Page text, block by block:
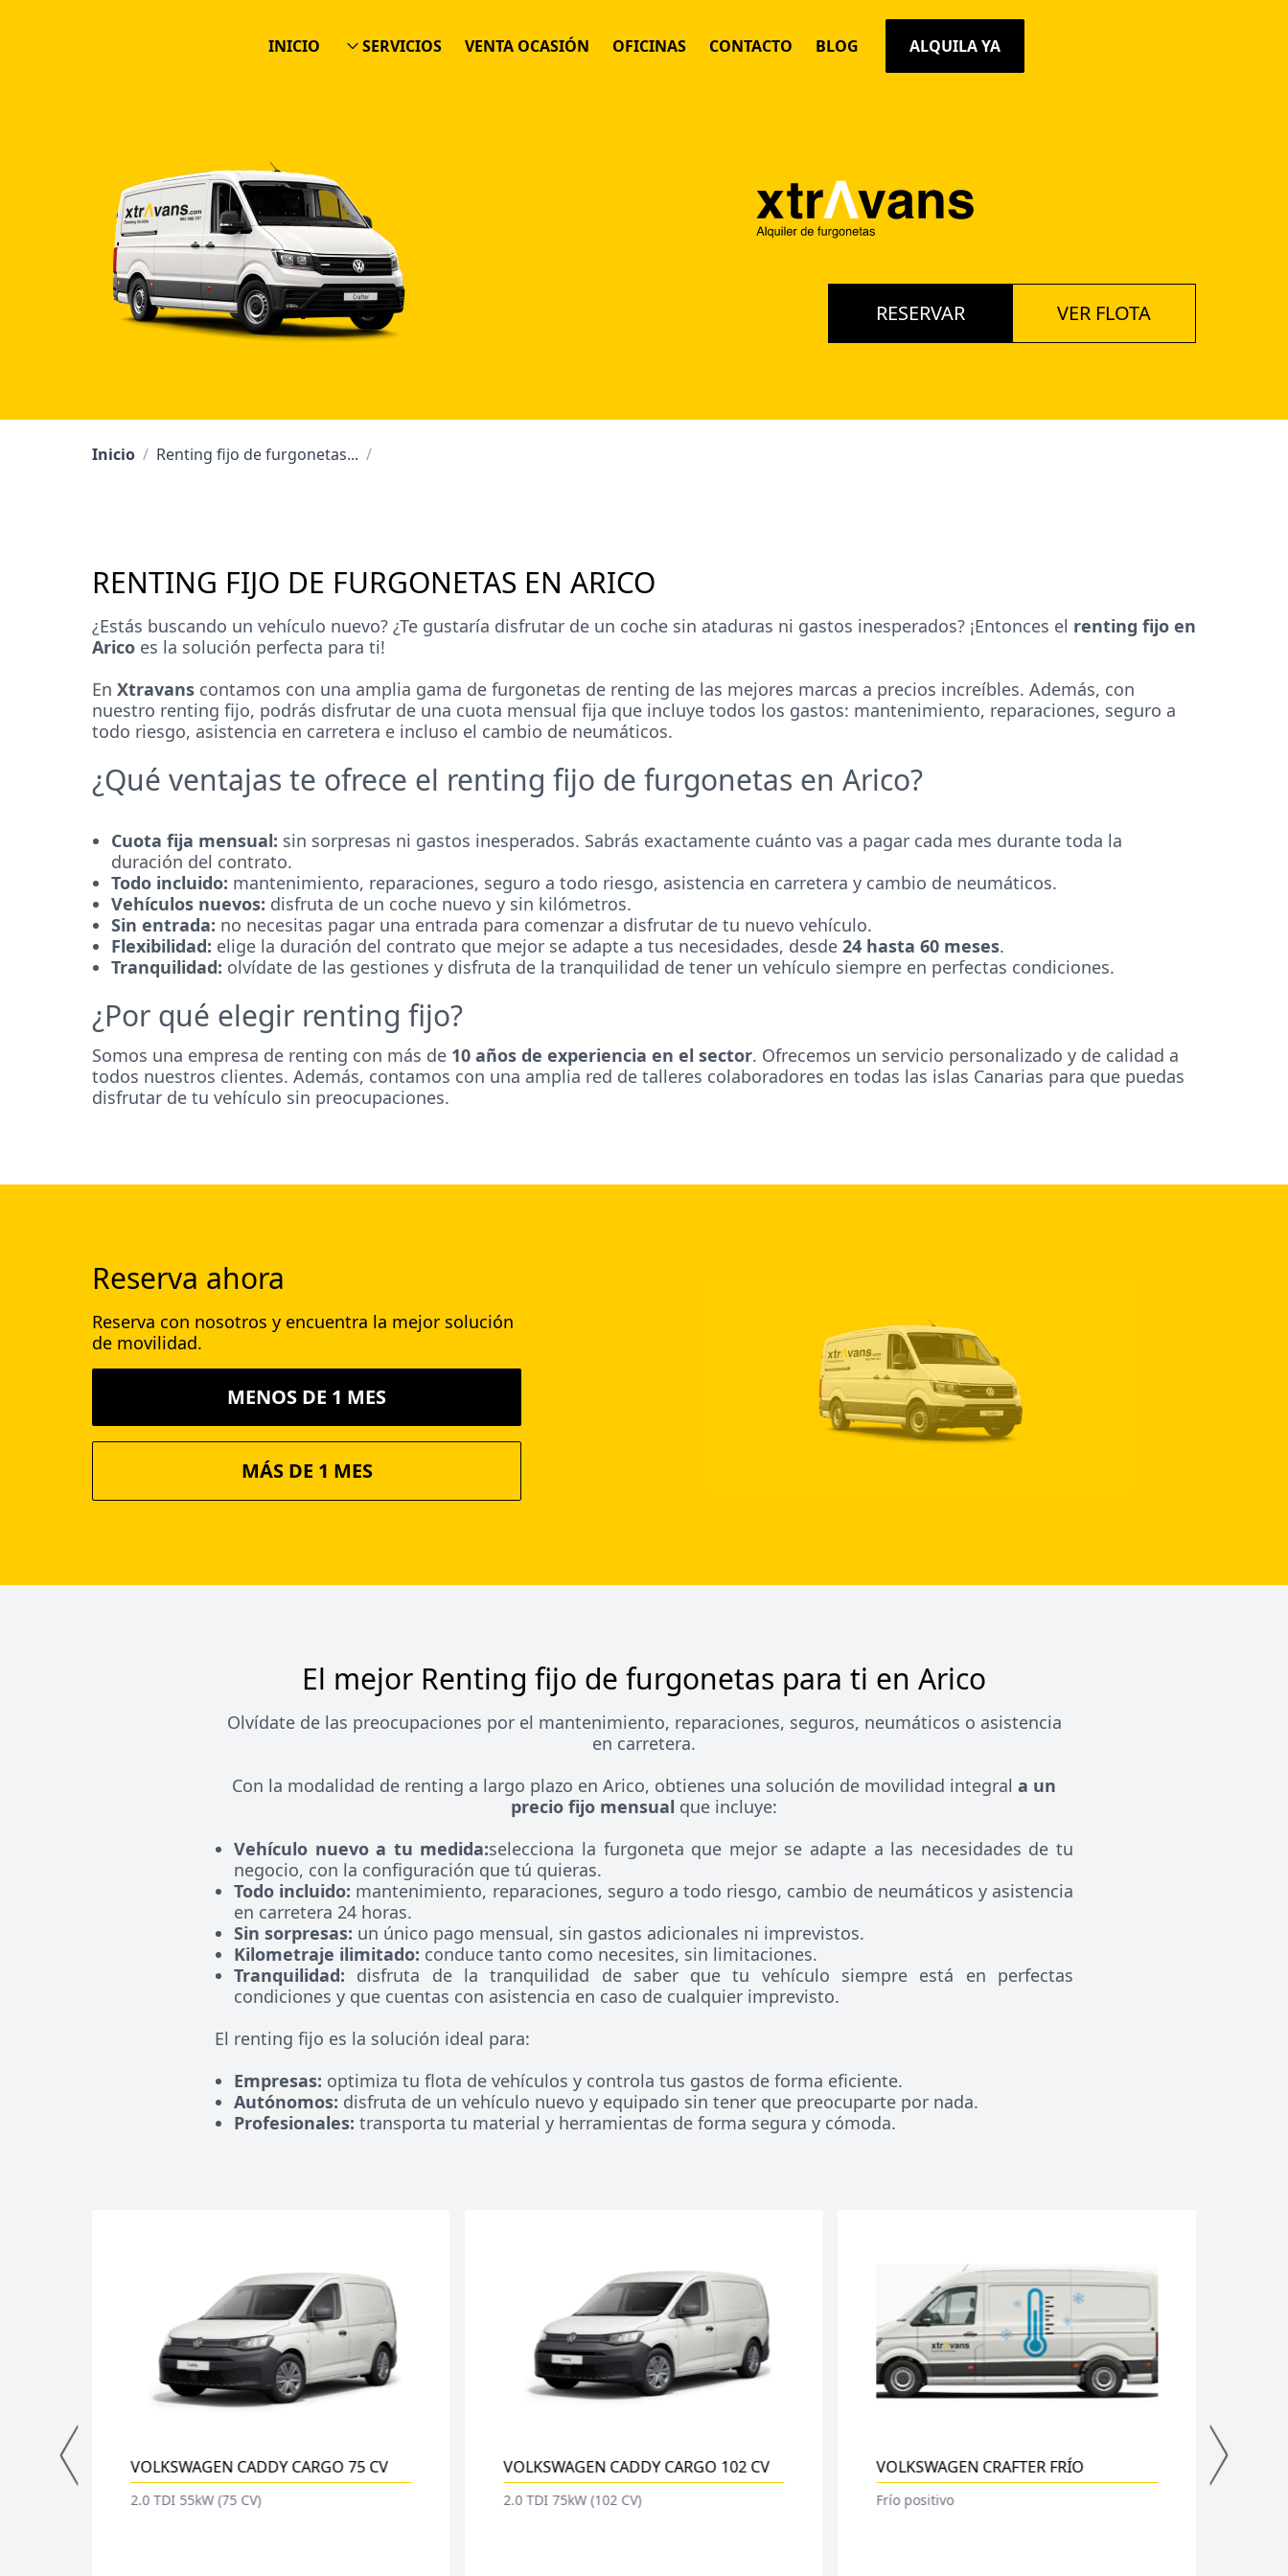
INICIO SERVICIOS
ALQUILER POR HORAS
VENTA OCASIÓN OFICINAS CONTACTO BLOG ALQUILA YA
RESERVAR VER FLOTA
Inicio / Renting fijo de furgonetas... /
RENTING FIJO DE FURGONETAS EN ARICO
¿Estás buscando un vehículo nuevo? ¿Te gustaría disfrutar de un coche sin ataduras ni gastos inesperados? ¡Entonces el renting fijo en
Arico es la solución perfecta para ti!
En Xtravans contamos con una amplia gama de furgonetas de renting de las mejores marcas a precios increíbles. Además, con
nuestro renting fijo, podrás disfrutar de una cuota mensual fija que incluye todos los gastos: mantenimiento, reparaciones, seguro a
todo riesgo, asistencia en carretera e incluso el cambio de neumáticos.
¿Qué ventajas te ofrece el renting fijo de furgonetas en Arico?
Cuota fija mensual: sin sorpresas ni gastos inesperados. Sabrás exactamente cuánto vas a pagar cada mes durante toda la
duración del contrato.
Todo incluido: mantenimiento, reparaciones, seguro a todo riesgo, asistencia en carretera y cambio de neumáticos.
Vehículos nuevos: disfruta de un coche nuevo y sin kilómetros.
Sin entrada: no necesitas pagar una entrada para comenzar a disfrutar de tu nuevo vehículo.
Flexibilidad: elige la duración del contrato que mejor se adapte a tus necesidades, desde 24 hasta 60 meses.
Tranquilidad: olvídate de las gestiones y disfruta de la tranquilidad de tener un vehículo siempre en perfectas condiciones.
¿Por qué elegir renting fijo?
Somos una empresa de renting con más de 10 años de experiencia en el sector. Ofrecemos un servicio personalizado y de calidad a
todos nuestros clientes. Además, contamos con una amplia red de talleres colaboradores en todas las islas Canarias para que puedas
disfrutar de tu vehículo sin preocupaciones.
Reserva ahora
Reserva con nosotros y encuentra la mejor solución
de movilidad.
MENOS DE 1 MES
MÁS DE 1 MES
El mejor Renting fijo de furgonetas para ti en Arico
Olvídate de las preocupaciones por el mantenimiento, reparaciones, seguros, neumáticos o asistencia
en carretera.
Con la modalidad de renting a largo plazo en Arico, obtienes una solución de movilidad integral a un
precio fijo mensual que incluye:
Vehículo nuevo a tu medida:selecciona la furgoneta que mejor se adapte a las necesidades de tu
negocio, con la configuración que tú quieras.
Todo incluido: mantenimiento, reparaciones, seguro a todo riesgo, cambio de neumáticos y asistencia
en carretera 24 horas.
Sin sorpresas: un único pago mensual, sin gastos adicionales ni imprevistos.
Kilometraje ilimitado: conduce tanto como necesites, sin limitaciones.
Tranquilidad: disfruta de la tranquilidad de saber que tu vehículo siempre está en perfectas
condiciones y que cuentas con asistencia en caso de cualquier imprevisto.
El renting fijo es la solución ideal para:
Empresas: optimiza tu flota de vehículos y controla tus gastos de forma eficiente.
Autónomos: disfruta de un vehículo nuevo y equipado sin tener que preocuparte por nada.
Profesionales: transporta tu material y herramientas de forma segura y cómoda.
CARGO 75 CV VOLKSWAGEN CADDY CARGO 102 CV
2.0 TDI 75kW (102 CV)
VOLKSWAGEN CRAFTER FRÍO
Frío positivo
VOLKSWAGEN TRANSPORTER FURGÓN